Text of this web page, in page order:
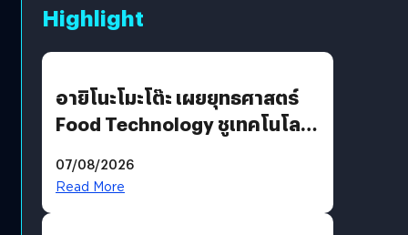
Highlight
อายิโนะโมะโต๊ะ เผยยุทธศาสตร์
Food Technology ชูเทคโนโลยี
บริโภคและ B2B
07/08/2026
Read More